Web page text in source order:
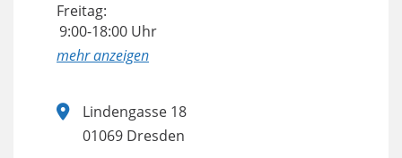
Freitag:
9:00-18:00 Uhr
anzeigen
Lindengasse 18
01069 Dresden